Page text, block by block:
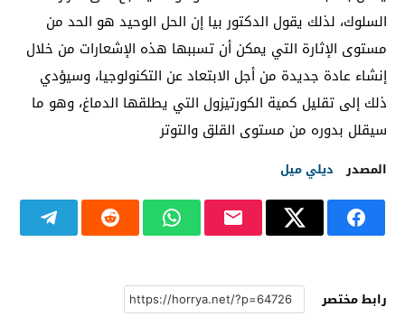
السلوك، لذلك يقول الدكتور بيا إن الحل الوحيد هو الحد من
مستوى الإثارة التي يمكن أن تسببها هذه الإشعارات من خلال
إنشاء عادة جديدة من أجل الابتعاد عن التكنولوجيا، وسيؤدي
ذلك إلى تقليل كمية الكورتيزول التي يطلقها الدماغ، وهو ما
سيقلل بدوره من مستوى القلق والتوتر
المصدر ديلي ميل
رابط مختصر